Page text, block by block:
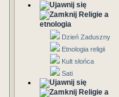
Religie a
etnologia
Dzień Zaduszny
Etnologia religii
Kult słońca
Sati
Religie a